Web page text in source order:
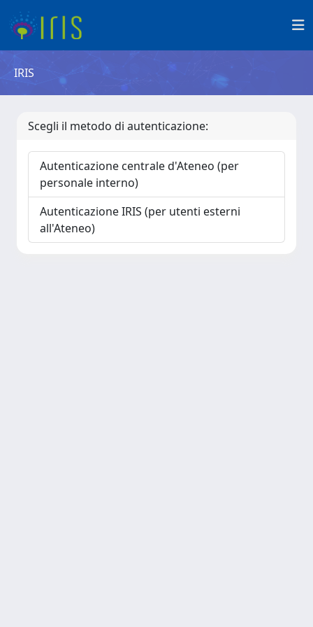
IRIS
Scegli il metodo di autenticazione:
Autenticazione centrale d'Ateneo (per
personale interno)
Autenticazione IRIS (per utenti esterni
all'Ateneo)